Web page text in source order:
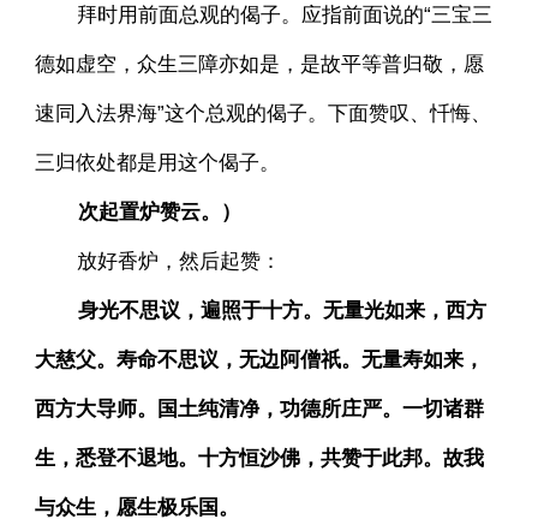
拜时用前面总观的偈子。应指前面说的“三宝三
德如虚空，众生三障亦如是，是故平等普归敬，愿
速同入法界海”这个总观的偈子。下面赞叹、忏悔、
三归依处都是用这个偈子。
次起置炉赞云。）
放好香炉，然后起赞：
身光不思议，遍照于十方。无量光如来，西方
大慈父。寿命不思议，无边阿僧祇。无量寿如来，
西方大导师。国土纯清净，功德所庄严。一切诸群
生，悉登不退地。十方恒沙佛，共赞于此邦。故我
与众生，愿生极乐国。